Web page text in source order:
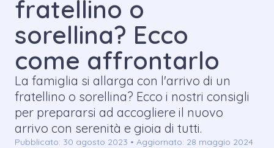
fratellino o
sorellina? Ecco
come affrontarlo
La famiglia si allarga con l'arrivo di un
fratellino o sorellina? Ecco i nostri consigli
per prepararsi ad accogliere il nuovo
arrivo con serenità e gioia di tutti.
Pubblicato: 30 agosto 2023 • Aggiornato: 28 maggio 2024